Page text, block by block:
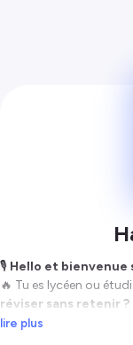
🎙️ Hello et bienvenue
🔥 Tu es lycéen ou
réviser sans retenir
t’épuiser en bossant
lire plus